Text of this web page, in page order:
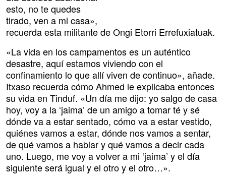
esto, no te quedes
tirado, ven a mi casa»,
recuerda esta militante de Ongi Etorri Errefuxiatuak.
«La vida en los campamentos es un auténtico
desastre, aquí estamos viviendo con el
confinamiento lo que allí viven de continuo», añade.
Itxaso recuerda cómo Ahmed le explicaba entonces
su vida en Tinduf. «Un día me dijo: yo salgo de casa
hoy, voy a la ‘jaima’ de un amigo a tomar té y sé
dónde va a estar sentado, cómo va a estar vestido,
quiénes vamos a estar, dónde nos vamos a sentar,
de qué vamos a hablar y qué vamos a decir cada
uno. Luego, me voy a volver a mi ‘jaima’ y el día
siguiente será igual y el otro y el otro…».